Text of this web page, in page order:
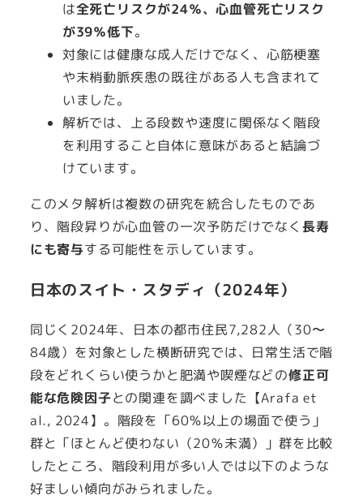
は全死亡リスクが24％、心血管死亡リスク
が39％低下。
対象には健康な成人だけでなく、心筋梗塞
や末梢動脈疾患の既往がある人も含まれて
いました。
解析では、上る段数や速度に関係なく階段
を利用すること自体に意味があると結論づ
けています。
このメタ解析は複数の研究を統合したものであ
り、階段昇りが心血管の一次予防だけでなく 長寿
にも寄与する可能性を示しています。
日本のスイト・スタディ（2024年）
同じく2024年、日本の都市住民7,282人（30〜
84歳）を対象とした横断研究では、日常生活で階
段をどれくらい使うかと肥満や喫煙などの修正可
能な危険因子との関連を調べました【Arafa et
al., 2024】。階段を「60％以上の場面で使う」
群と「ほとんど使わない（20％未満）」群を比較
したところ、階段利用が多い人では以下のような
好ましい傾向がみられました。